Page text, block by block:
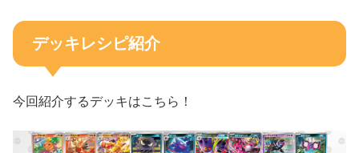
デッキレシピ紹介
今回紹介するデッキはこちら！